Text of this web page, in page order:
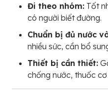
Đi theo nhóm: Tốt
có người biết đường.
Chuẩn bị đủ nước
nhiều sức, cần bổ
Thiết bị cần thiết:
chống nước, thuốc